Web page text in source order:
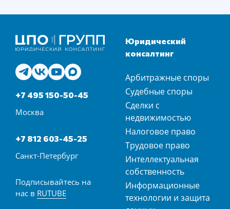
+7 495 150-50-45
Москва
+7 812 603-45-25
Санкт-Петербург
Подписывайтесь на
нас в RUTUBE
Юридический
консалтинг
Арбитражные споры
Судебные споры
Сделки с
недвижимостью
Налоговое право
Трудовое право
Интеллектуальная
собственность
Информационные
технологии и защита